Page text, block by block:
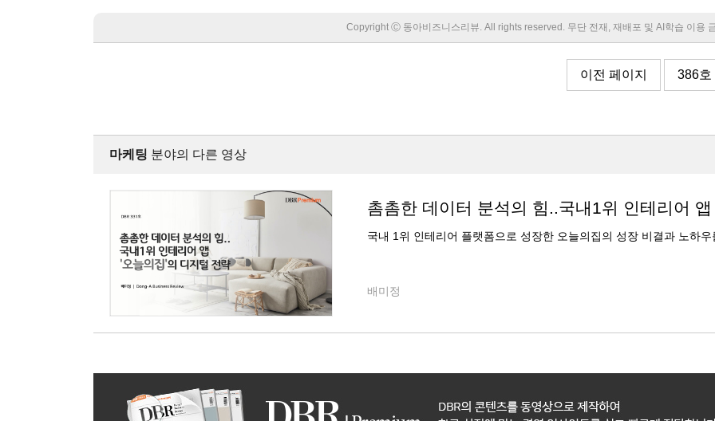
Copyright Ⓒ 동아비즈니스리뷰. All rights reserved. 무단 전재, 재배포 및 AI학습 이용
이전 페이지 386호
마케팅 분야의 다른 영상
촘촘한 데이터 분석의 힘..국내1위 인테리어
국내 1위 인테리어 플랫폼으로 성장한 오늘의집의 성장 비결과 노하
배미정